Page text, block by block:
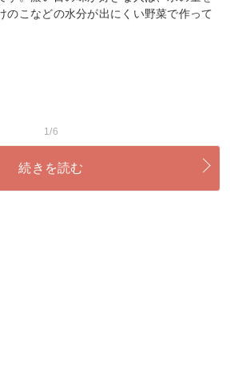
のこなどの水分が出にくい野菜で作って
1/6
続きを読む